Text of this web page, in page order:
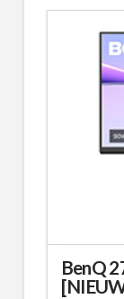
BenQ